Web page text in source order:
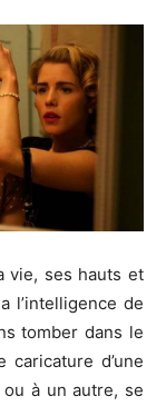
vie, ses hauts et
l’intelligence de
tomber dans le
caricature d’une
à un autre, se